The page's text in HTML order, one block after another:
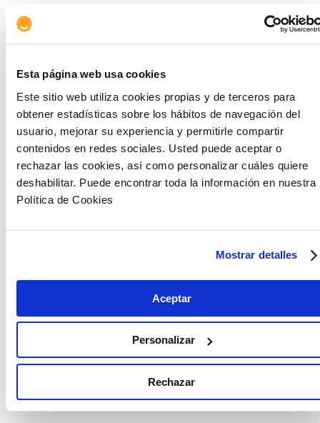
Esta página web usa cookies
Este sitio web utiliza cookies propias y de terceros para
obtener estadísticas sobre los hábitos de navegación del
usuario, mejorar su experiencia y permitirle compartir
contenidos en redes sociales. Usted puede aceptar o
rechazar las cookies, así como personalizar cuáles quiere
deshabilitar. Puede encontrar toda la información en nuestra
Política de Cookies
Mostrar detalles
Aceptar
Personalizar
Rechazar
sistema financiero europeo. Alcanza una
valoración superior a los 50 billones de euros y
rivaliza en tamaño con la banca tradicional.